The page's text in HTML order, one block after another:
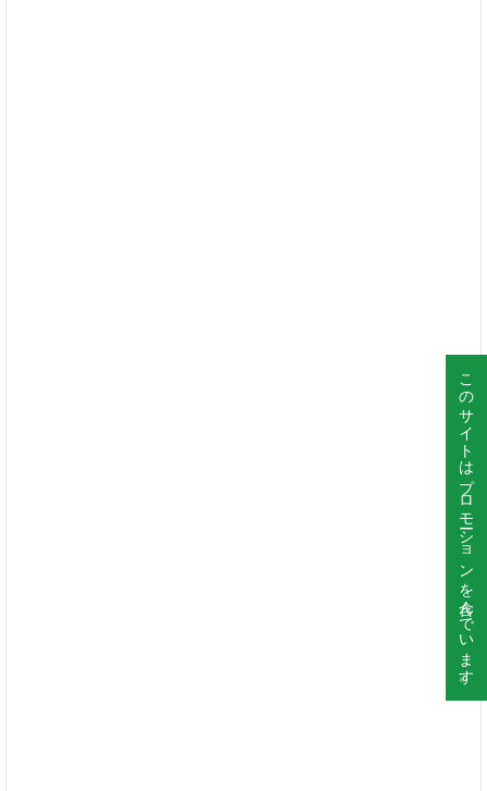
このサイトはプロモーションを含んでいます。